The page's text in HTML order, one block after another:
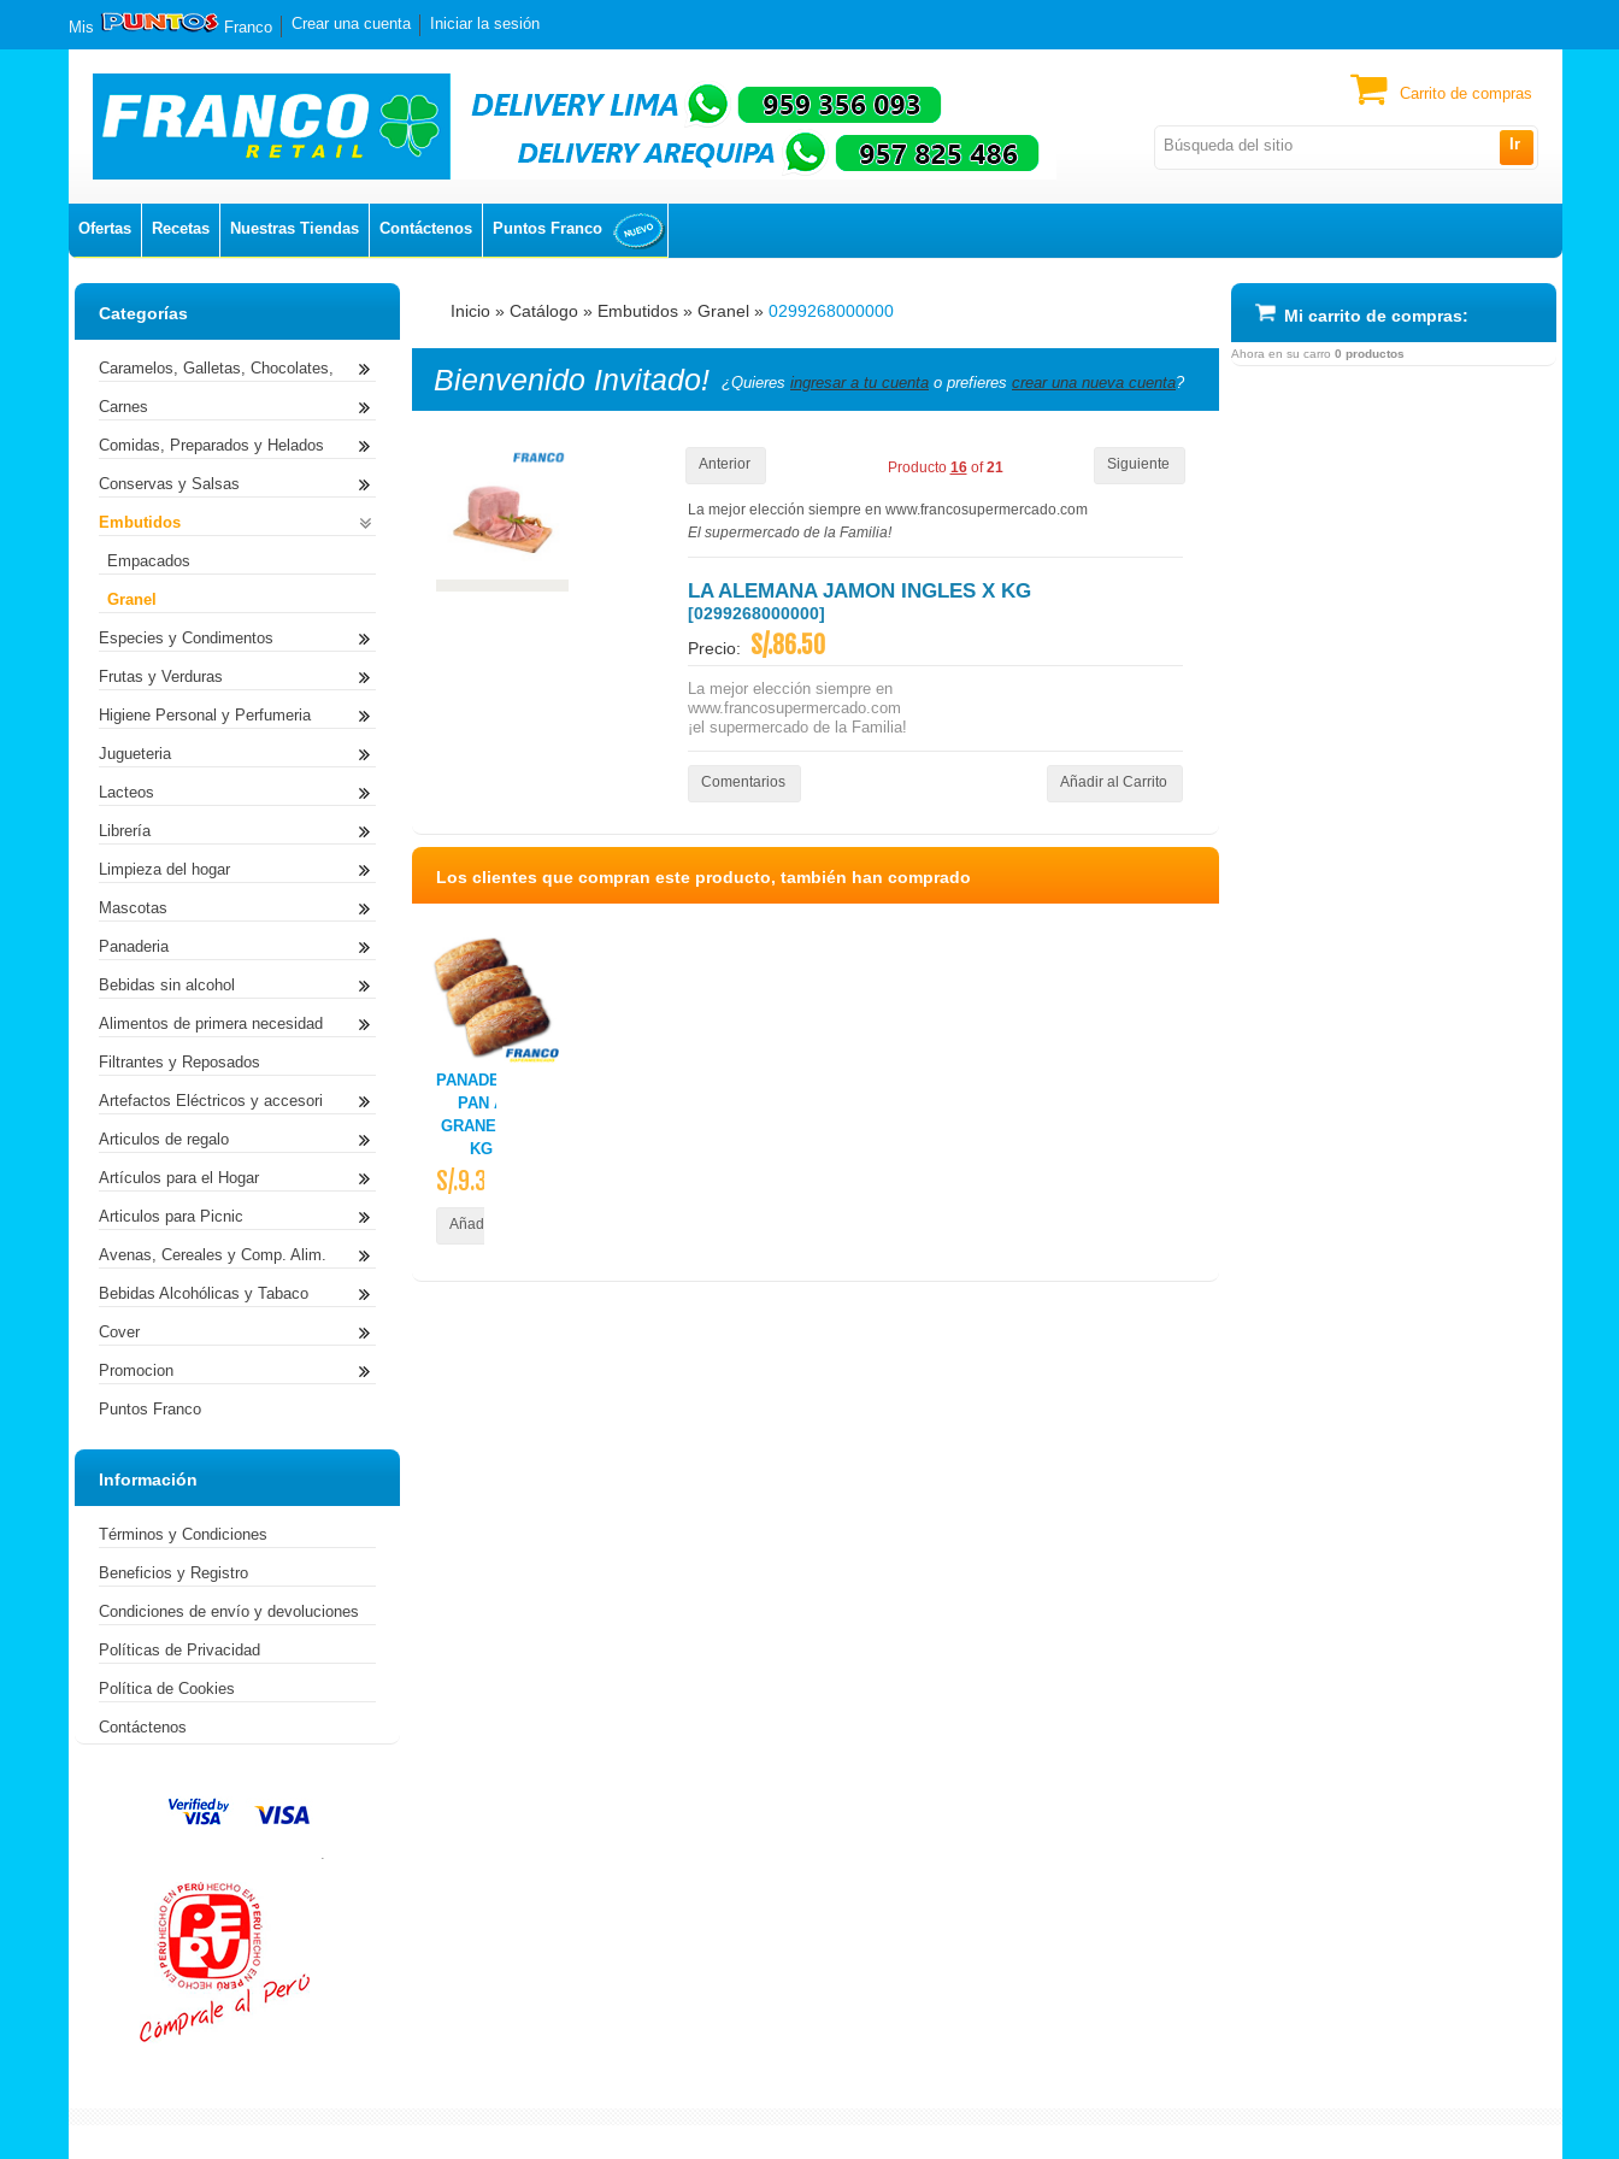
Ir
Mis Franco Crear una cuenta Iniciar la sesión
Ofertas Recetas Nuestras Tiendas Contáctenos Puntos Franco
Carrito de compras
Inicio » Catálogo » Embutidos » Granel » 0299268000000
Bienvenido Invitado! ¿Quieres ingresar a tu cuenta o prefieres crear una nueva cuenta?
Anterior Siguiente
Producto 16of21
La mejor elección siempre en www.francosupermercado.com
El supermercado de la Familia!
LA ALEMANA JAMON INGLES X KG
[0299268000000]
Precio: S/.86.50
La mejor elección siempre en
www.francosupermercado.com
¡el supermercado de la Familia!
Comentarios Añadir al Carrito
Los clientes que compran este producto, también han comprado
PANADERIA
PAN A
GRANEL X
KG
S/.9.30
Añadir al Carrito
Categorías
Caramelos, Galletas, Chocolates,
Carnes
Comidas, Preparados y Helados
Conservas y Salsas
Embutidos
Empacados
Granel
Especies y Condimentos
Frutas y Verduras
Higiene Personal y Perfumeria
Jugueteria
Lacteos
Librería
Limpieza del hogar
Mascotas
Panaderia
Bebidas sin alcohol
Alimentos de primera necesidad
Filtrantes y Reposados
Artefactos Eléctricos y accesori
Articulos de regalo
Artículos para el Hogar
Articulos para Picnic
Avenas, Cereales y Comp. Alim.
Bebidas Alcohólicas y Tabaco
Cover
Promocion
Puntos Franco
Información
Términos y Condiciones
Beneficios y Registro
Condiciones de envío y devoluciones
Políticas de Privacidad
Política de Cookies
Contáctenos
.
Mi carrito de compras:
Ahora en su carro 0 productos